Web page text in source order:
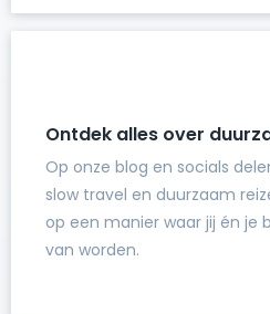
Ontdek alles over
Op onze blog en socials
slow travel en duurzaam
op een manier waar jij én je
van worden.